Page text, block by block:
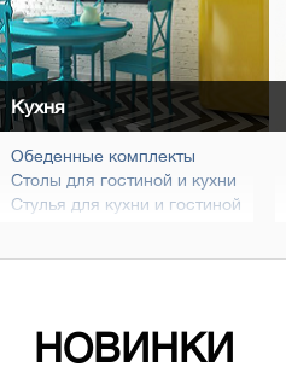
Кухня
Обеденные комплекты
Столы для гостиной и кухни
Стулья для кухни и гостиной
НОВИНКИ